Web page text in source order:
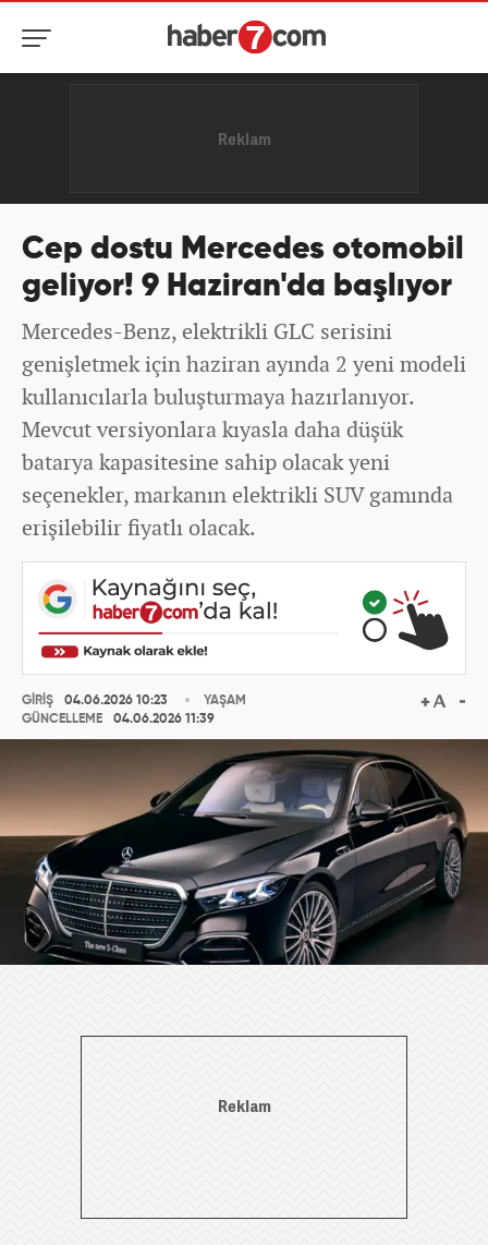
Cep dostu Mercedes otomobil
geliyor! 9 Haziran'da başlıyor
Mercedes-Benz, elektrikli GLC serisini
genişletmek için haziran ayında 2 yeni modeli
kullanıcılarla buluşturmaya hazırlanıyor.
Mevcut versiyonlara kıyasla daha düşük
batarya kapasitesine sahip olacak yeni
seçenekler, markanın elektrikli SUV gamında
erişilebilir fiyatlı olacak.
GİRİŞ
04.06.2026 10:23
GÜNCELLEME
04.06.2026 11:39
YAŞAM